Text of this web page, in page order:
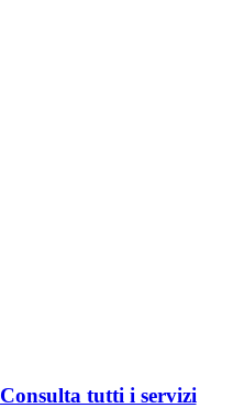
Consulta tutti i servizi